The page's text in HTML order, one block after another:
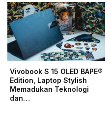
Vivobook S 15 OLED BAPE®
Edition, Laptop Stylish
Memadukan Teknologi
dan…